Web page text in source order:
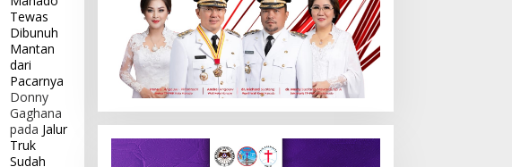
Tewas
Dibunuh
Mantan
dari
Pacarnya
Donny
Gaghana
pada Jalur
Truk
Sudah